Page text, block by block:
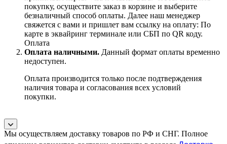
покупку, осуществите заказ в корзине и выберите
безналичный способ оплаты. Далее наш менеджер
свяжется с вами и пришлет вам ссылку на оплату: По
карте в эквайринг терминале или СБП по QR коду.
Оплата
Оплата наличными. Данный формат оплаты временно
недоступен.
Оплата производится только после подтверждения
наличия товара и согласования всех условий
покупки.
Мы осуществляем доставку товаров по РФ и СНГ. Полное